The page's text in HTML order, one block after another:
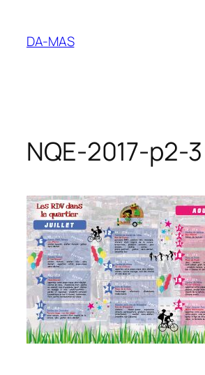
contenu
DA-MAS
NQE-2017-p2-